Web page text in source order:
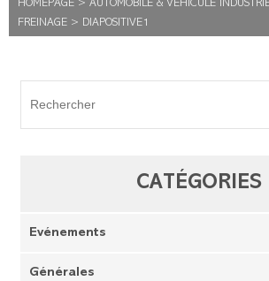
HOMEPAGE > AUTOMOBILE & VÉHICULE
FREINAGE > DIAPOSITIVE1
CATÉGORIES
Evénements
Générales